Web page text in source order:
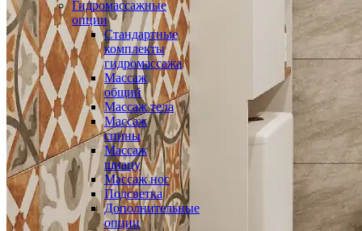
Гидромассажные
опции
Стандартные
комплекты
гидромассажа
Массаж
общий
Массаж тела
Массаж
спины
Массаж
шиацу
Массаж ног
Подсветка
Дополнительные
опции